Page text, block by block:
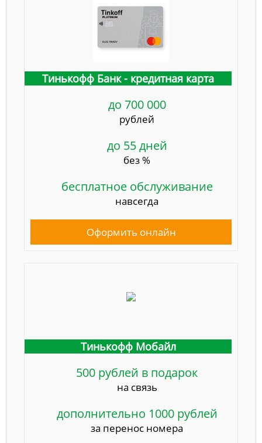
Тинькофф Банк - кредитная карта
до 700 000
рублей
до 55 дней
без %
бесплатное обслуживание
навсегда
Оформить онлайн
Тинькофф Мобайл
500 рублей в подарок
на связь
дополнительно 1000 рублей
за перенос номера